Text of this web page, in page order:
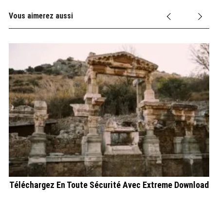
Vous aimerez aussi
Téléchargez En Toute Sécurité Avec Extreme Download